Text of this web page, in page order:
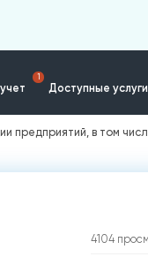
1
Доступные услуги
предприятий, в том
4104